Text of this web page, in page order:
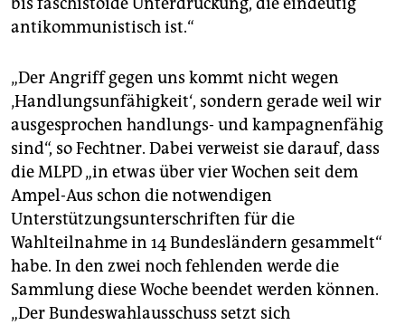
bis faschistoide Unterdrückung, die eindeutig
antikommunistisch ist.“
„Der Angriff gegen uns kommt nicht wegen
‚Handlungsunfähigkeit‘, sondern gerade weil wir
ausgesprochen handlungs- und kampagnenfähig
sind“, so Fechtner. Dabei verweist sie darauf, dass
die MLPD „in etwas über vier Wochen seit dem
Ampel-Aus schon die notwendigen
Unterstützungsunterschriften für die
Wahlteilnahme in 14 Bundesländern gesammelt“
habe. In den zwei noch fehlenden werde die
Sammlung diese Woche beendet werden können.
„Der Bundeswahlausschuss setzt sich